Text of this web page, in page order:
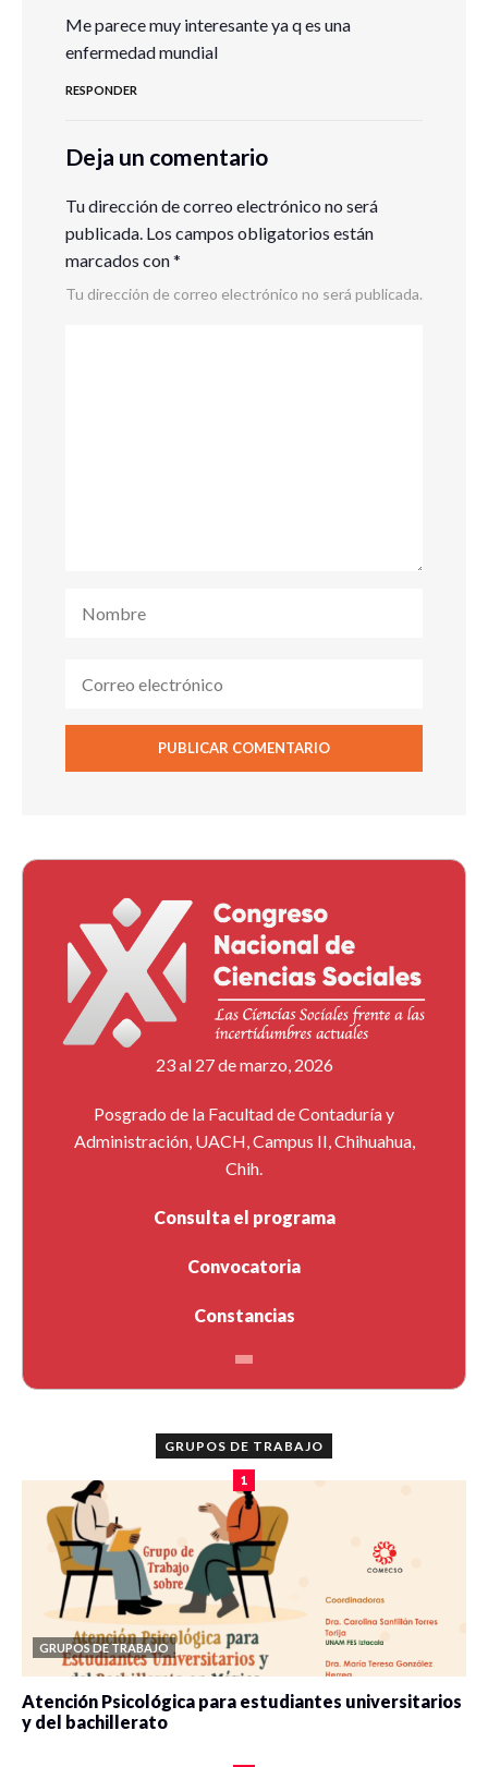
Me parece muy interesante ya q es una
enfermedad mundial
RESPONDER
Deja un comentario
Tu dirección de correo electrónico no será
publicada. Los campos obligatorios están
marcados con*
Tu dirección de correo electrónico no será publicada.
23 al 27 de marzo, 2026
Posgrado de la Facultad de Contaduría y
Administración, UACH, Campus II, Chihuahua,
Chih.
Consulta el programa
Convocatoria
Constancias
GRUPOS DE TRABAJO
1
GRUPOS DE TRABAJO
Atención Psicológica para estudiantes universitarios
y del bachillerato